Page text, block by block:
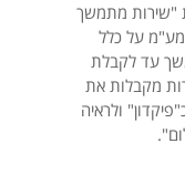
"שירות מתמשך
על כלל
עד לקבלת
מקבלות את
ולראיה